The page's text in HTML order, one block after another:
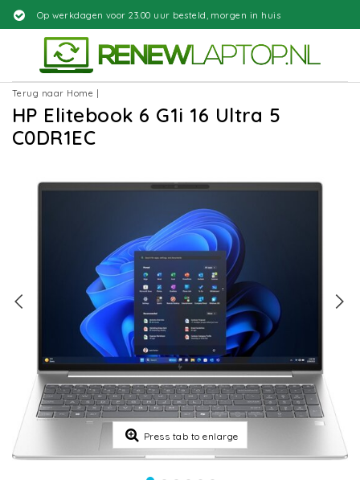
23.00 uur besteld, morgen in huis
Terug naar Home
HP Elitebook 6 G1i 16 Ultra 5
C0DR1EC
Press tab to enlarge